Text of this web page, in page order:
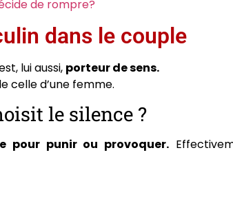
de rompre?
dans le couple
lui aussi, porteur de sens.
celle d’une femme.
le silence ?
pour punir ou provoquer.